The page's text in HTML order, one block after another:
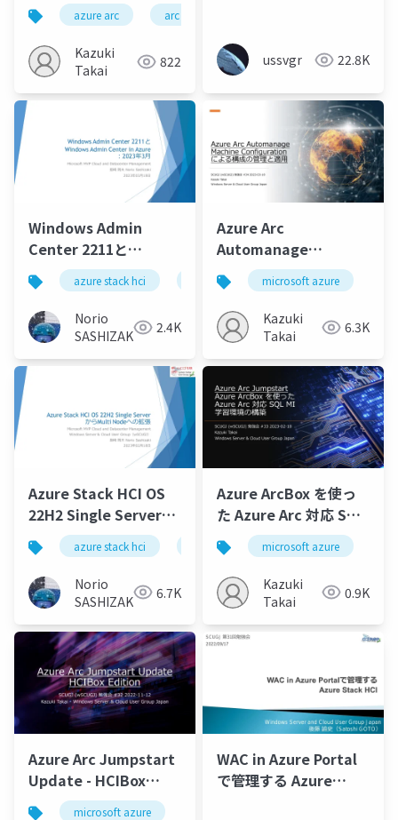
azure arc arc enabled infrastructures
Kazuki
Takai
822 ussvgr 22.8K
Windows Admin
Center 2211と
Windows Admin
Center in Azure：
2023年3月/Windows
Admin Center 2211
and Windows Admin
azure stack hci azure arc windows admin center
Norio
SASHIZAKI
2.4K
Azure Arc
Automanage
Machine
Configuration による
構成の管理と適用
microsoft azure
Kazuki
Takai
6.3K
Azure Stack HCI OS
22H2 Single Serverか
らMulti Nodeへの拡
張/Azure Stack HCI
OS 22H2 Single
Server to Multi Node
Extension
azure stack hci azure arc azure arc enabled
Norio
SASHIZAKI
6.7K
Azure ArcBox を使っ
た Azure Arc 対応 SQL
MI 学習環境の構築
microsoft azure
Kazuki
Takai
0.9K
Azure Arc Jumpstart
Update - HCIBox
Editionmicrosoft azure
WAC in Azure Portal
で管理する Azure